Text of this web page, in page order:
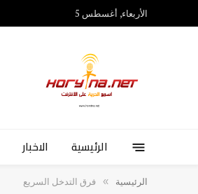
الأربعاء, أغسطس 5
الرئيسية الاخبار
الرئيسية » فرق التدخل السريع